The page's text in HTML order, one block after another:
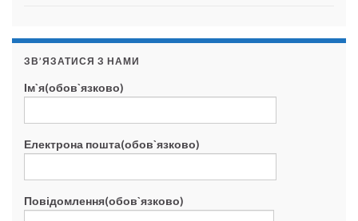
ЗВ’ЯЗАТИСЯ З НАМИ
Ім`я(обов`язково)
Електрона пошта(обов`язково)
Повідомлення(обов`язково)